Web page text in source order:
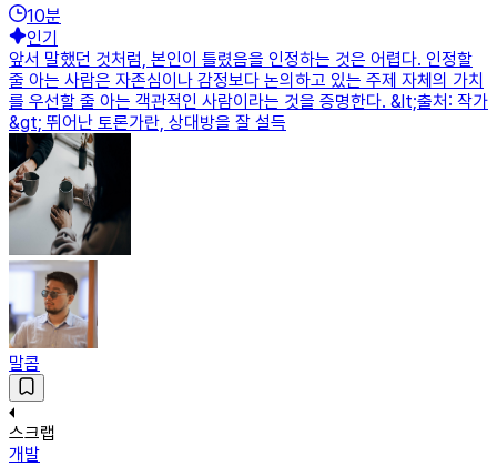
10분
인기
앞서 말했던 것처럼, 본인이 틀렸음을 인정하는 것은 어렵다. 인정할
줄 아는 사람은 자존심이나 감정보다 논의하고 있는 주제 자체의 가치
를 우선할 줄 아는 객관적인 사람이라는 것을 증명한다. &lt;출처: 작가
&gt; 뛰어난 토론가란, 상대방을 잘 설득
말콤
스크랩
개발